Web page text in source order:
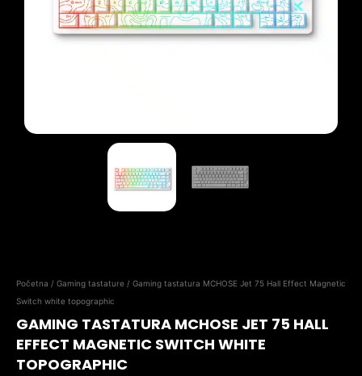
Početna / Gaming tastature / Gaming tastatura MCHOSE Jet 75 Hall Effect Magnetic
Switch white topographic
GAMING TASTATURA MCHOSE JET 75 HALL
EFFECT MAGNETIC SWITCH WHITE
TOPOGRAPHIC